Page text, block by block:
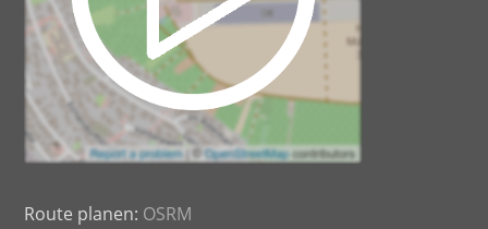
Route planen: OSRM